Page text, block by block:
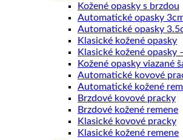
Kožené opasky s brzdou
Automatické opasky
Automatické opasky
Klasické kožené opasky
Klasické kožené opasky
Kožené opasky viazané
Automatické kovové
Automatické kožené
Brzdové kovové pracky
Brzdové kožené remene
Klasické kovové pracky
Klasické kožené remene